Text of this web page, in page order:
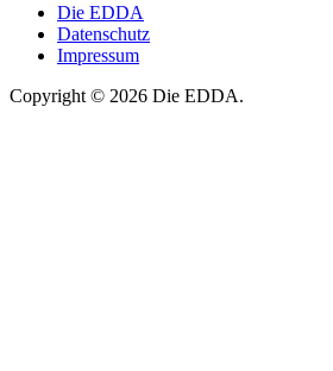
Die EDDA
Datenschutz
Impressum
Copyright © 2026 Die EDDA.